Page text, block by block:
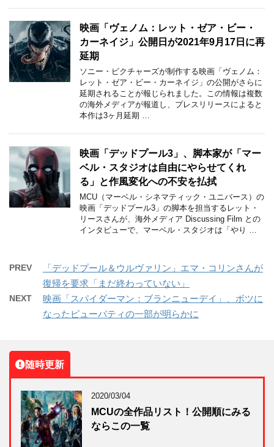
映画「ヴェノム：レット・ゼア・ビー・
カーネイジ」公開日が2021年9月17日に再
延期
ソニー・ピクチャーズが制作する映画「ヴェノム：
レット・ゼア・ビー・カーネイジ」の公開がさらに
延期されることが報じられました。この情報は複数
の海外メディアが報道し、プレスリリースによると
本作は3ヶ月延期 …
映画「デッドプール3」、脚本家が「マー
ベル・スタジオは自由にやらせてくれ
る」と作風変化への不安を払拭
MCU（マーベル・シネマティック・ユニバース）の
映画「デッドプール3」の脚本を担当するレット・
リースさんが、海外メディア Discussing Film との
インタビューで、マーベル・スタジオは「やり …
PREV
「デッドプール＆ウルヴァリン」エマ・コリンさんが
復帰を要求「まだ終わっていない」
NEXT
映画「スパイダーマン：ブランニューデイ」、ボツに
なったピューバティの一部が明らかに
随時更新
2020/03/04
MCUの全作品リスト！公開順にみる
ならこの一覧